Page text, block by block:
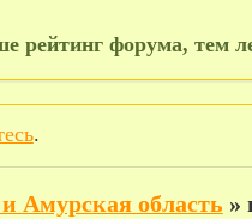
рейтинг форума, тем
.
Амурская область »